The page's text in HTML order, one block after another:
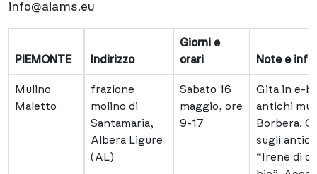
info@aiams.eu
PIEMONTE Indirizzo
Giorni e
orari
Note e info
Mulino
Maletto
frazione
molino di
Santamaria,
Albera Ligure
(AL)
Sabato 16
maggio, ore
9-17
Gita in e-
antichi
Borbera.
sugli
“Irene di